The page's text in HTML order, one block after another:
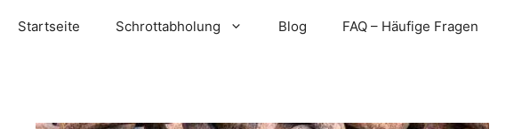
InhaltStartseite Schrottabholung Blog FAQ – Häufige Fragen